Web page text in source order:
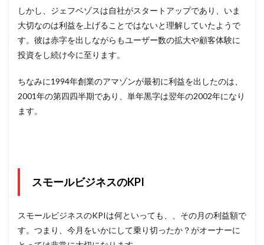
しかし、ジェフベゾスは自社がスタートアップであり、いま
大切なのは利益を上げることではないと理解していたようで
す。彼は赤字を出しながらもユーザー数の拡大や顧客体験に
投資をし続け今に至ります。
ちなみに1994年創業のアマゾンが最初に利益を出したのは、
2001年の第四四半期であり、単年黒字は翌年の2002年になり
ます。
スモールビジネスのKPI
スモールビジネスのKPIは何といっても、、その月の利益額で
す。つまり、今月をいかにして乗り切ったか？がオーナーに